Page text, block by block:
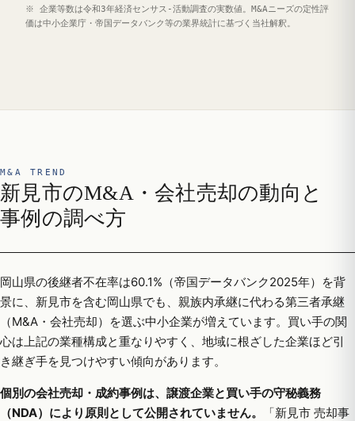
※ 企業等数は令和3年経済センサス‐活動調査の実数値。M&Aニーズの定性評
価は中小企業庁・帝国データバンク等の業界統計に基づく当社解釈。
M&A TREND
新見市のM&A・会社売却の動向と
事例の調べ方
岡山県の後継者不在率は60.1%（帝国データバンク2025年）を背
景に、新見市を含む岡山県でも、親族内承継に代わる第三者承継
（M&A・会社売却）を選ぶ中小企業が増えています。買い手の関
心は上記の業種構成と重なりやすく、地域に根ざした企業ほど引
き継ぎ手を見つけやすい傾向があります。
個別の会社売却・成約事例は、譲渡企業と買い手の守秘義務
（NDA）により原則として公開されていません。
「新見市 売却事